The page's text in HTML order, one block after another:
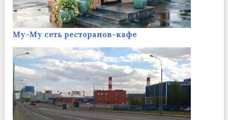
Му-Му сеть ресторанов-кафе